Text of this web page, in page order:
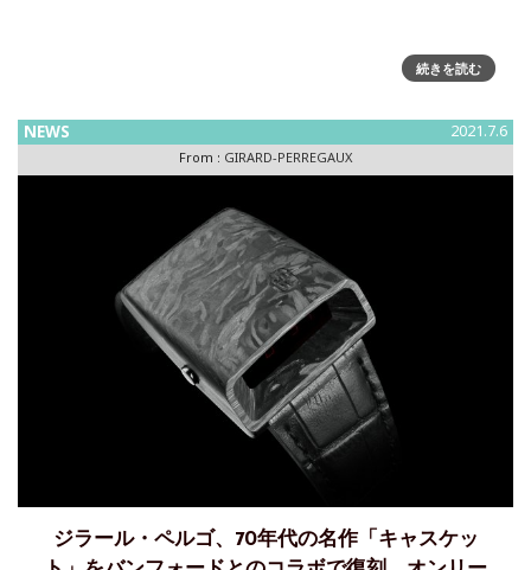
続きを読む
NEWS 2021.7.6
From : GIRARD-PERREGAUX
ジラール・ペルゴ、70年代の名作「キャスケッ